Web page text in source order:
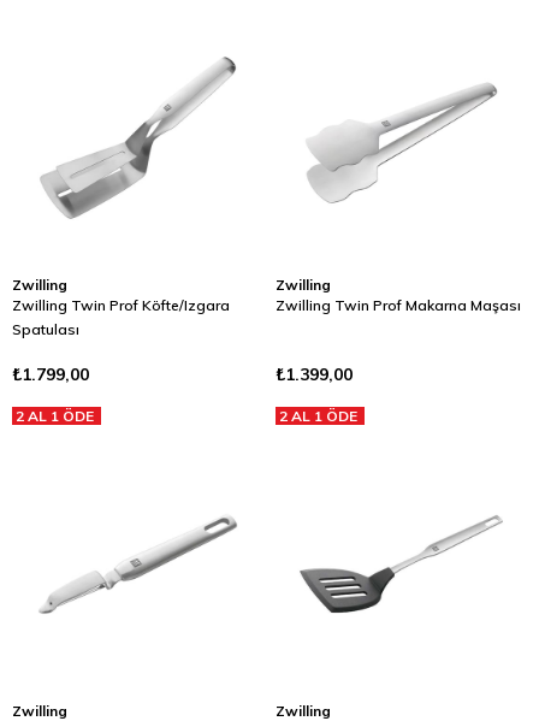
Zwilling
Zwilling Twin Prof Köfte/Izgara
Spatulası
₺1.799,00
2 AL 1 ÖDE
Zwilling
Zwilling Twin Prof Makarna Maşası
₺1.399,00
2 AL 1 ÖDE
Zwilling
Zwilling